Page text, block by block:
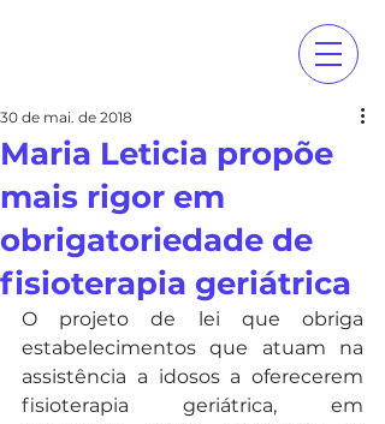
Maria Leticia propõe
mais rigor em
obrigatoriedade de
fisioterapia geriátrica
30 de mai. de 2018
O projeto de lei que obriga
estabelecimentos que atuam na
assistência a idosos a oferecerem
fisioterapia geriátrica, em